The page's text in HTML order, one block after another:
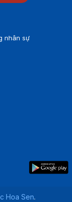
nhân sự
Hoa Sen.